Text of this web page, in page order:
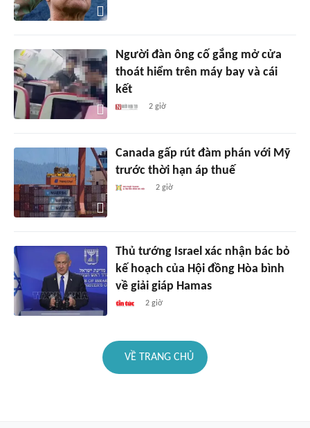
Người đàn ông cố gắng mở cửa
thoát hiểm trên máy bay và cái
kết
2 giờ
Canada gấp rút đàm phán với Mỹ
trước thời hạn áp thuế
2 giờ
Thủ tướng Israel xác nhận bác bỏ
kế hoạch của Hội đồng Hòa bình
về giải giáp Hamas
2 giờ
VỀ TRANG CHỦ